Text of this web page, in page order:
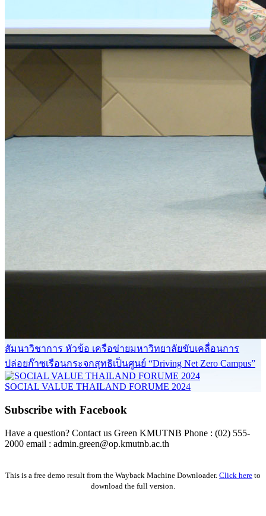
สัมนาวิชาการ หัวข้อ เครือข่ายมหาวิทยาลัยขับเคลื่อนการ
ปล่อยก๊าซเรือนกระจกสุทธิเป็นศูนย์ “Driving Net Zero Campus”
SOCIAL VALUE THAILAND FORUME 2024
Subscribe with Facebook
Have a question? Contact us Green KMUTNB Phone : (02) 555-
2000 email : admin.green@op.kmutnb.ac.th
This is a free demo result from the Wayback Machine Downloader. Click here to
download the full version.